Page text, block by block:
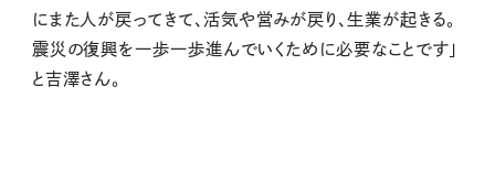
にまた人が戻ってきて、活気や営みが戻り、生業が起きる。
震災の復興を一歩一歩進んでいくために必要なことです」
と吉澤さん。